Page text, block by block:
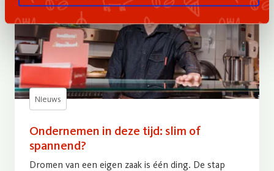
Nieuws
Ondernemen in deze tijd: slim of
spannend?
Dromen van een eigen zaak is één ding. De stap